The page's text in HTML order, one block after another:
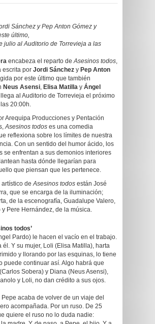
Sánchez y Pep Anton Gómez y
último,
julio al Auditorio de Torrevieja a las
encabeza el reparto deAsesinos todos,
escrita por Jordi Sánchez y Pep Anton
por este último que también
Neus Asensi, Elisa Matilla y Ángel
al Auditorio de Torrevieja el próximo
20:00h.
Arequipa Producciones y Pentación
Asesinos todos es una comedia
reflexiona sobre los límites de nuestra
Con un sentido del humor ácido, los
se enfrentan a sus demonios interiores
hasta dónde llegarían para
que piensan que les pertenece.
artístico deAsesinos todos están José
que se encarga de la iluminación;
de la escenografía, Guadalupe Valero,
y Pere Hernández, de la música.
todos’
Pardo) le hacen el vacío en el trabajo.
él. Y su mujer, Loli (Elisa Matilla), harta
y llorando por las esquinas, lo tiene
puede continuar así. Algo habrá que
Sobera) y Diana (Neus Asensi),
y Loli, no dan crédito a sus ojos.
Pepe acaba de volver de un viaje del
acompañada. Por un ruso. De 25
quiere el ruso no lo duda nadie: